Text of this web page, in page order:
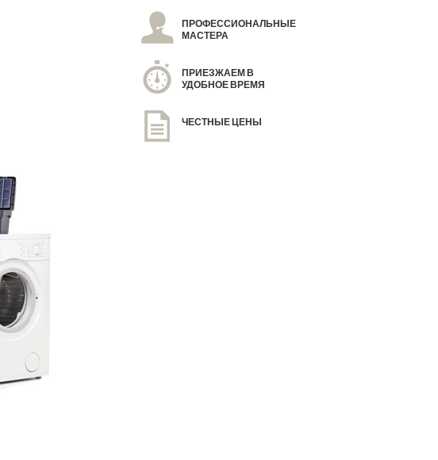
ПРОФЕССИОНАЛЬНЫЕ
МАСТЕРА
ПРИЕЗЖАЕМ В
УДОБНОЕ ВРЕМЯ
ЧЕСТНЫЕ ЦЕНЫ